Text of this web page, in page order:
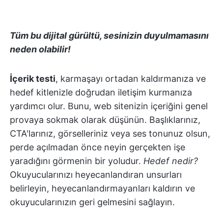
Tüm bu dijital gürültü, sesinizin duyulmamasını
neden olabilir!
İçerik testi, karmaşayı ortadan kaldırmanıza ve
hedef kitlenizle doğrudan iletişim kurmanıza
yardımcı olur. Bunu, web sitenizin içeriğini genel
provaya sokmak olarak düşünün. Başlıklarınız,
CTA'larınız, görselleriniz veya ses tonunuz olsun,
perde açılmadan önce neyin gerçekten işe
yaradığını görmenin bir yoludur. Hedef nedir?
Okuyucularınızı heyecanlandıran unsurları
belirleyin, heyecanlandırmayanları kaldırın ve
okuyucularınızın geri gelmesini sağlayın.